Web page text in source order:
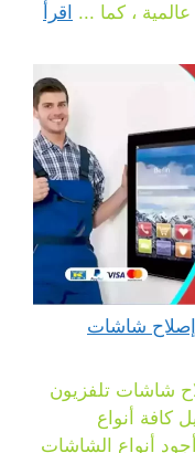
، كما ... اقرأ
فني تصليح تلفزيونات 55880595 إصلاح شاشات
شاشات تلفزيون
كافة أنواع
أنواع الشاشات